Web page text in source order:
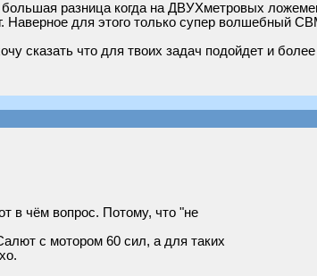
разница когда на ДВУХметровых
для этого только супер волшебный
сказать что для твоих задач подойдет и
в чём вопрос. Потому, что "не
с мотором 60 сил, а для таких